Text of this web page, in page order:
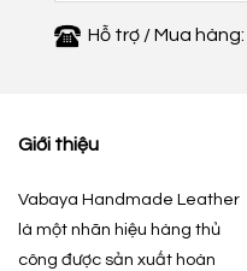
Hỗ trợ / Mua hàng:
Giới thiệu
Vabaya Handmade Leather
là một nhãn hiệu hàng thủ
công được sản xuất hoàn